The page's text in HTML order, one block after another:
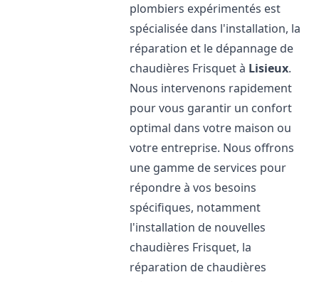
plombiers expérimentés est
spécialisée dans l'installation, la
réparation et le dépannage de
chaudières Frisquet à Lisieux.
Nous intervenons rapidement
pour vous garantir un confort
optimal dans votre maison ou
votre entreprise. Nous offrons
une gamme de services pour
répondre à vos besoins
spécifiques, notamment
l'installation de nouvelles
chaudières Frisquet, la
réparation de chaudières